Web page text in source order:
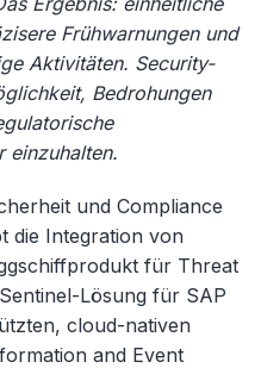
Frühwarnungen und
Aktivitäten. Security-
Bedrohungen
einzuhalten.
und Compliance
die Integration von
für Threat
Lösung für SAP
cloud-nativen
and Event